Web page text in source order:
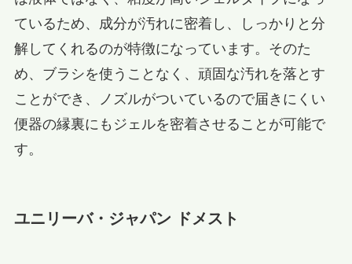
ているため、成分が汚れに密着し、しっかりと分
解してくれるのが特徴になっています。そのた
め、ブラシを使うことなく、頑固な汚れを落とす
ことができ、ノズルがついているので届きにくい
便器の縁裏にもジェルを密着させることが可能で
す。
ユニリーバ・ジャパン ドメスト